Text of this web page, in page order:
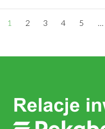
1 2 3 4 5